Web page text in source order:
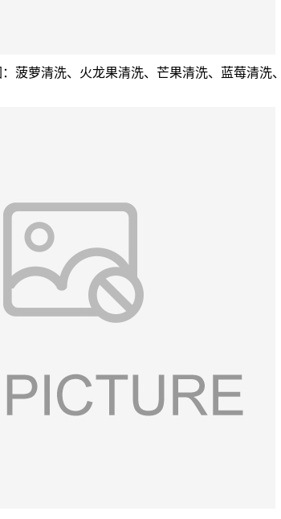
菠萝清洗、火龙果清洗、芒果清洗、蓝莓清